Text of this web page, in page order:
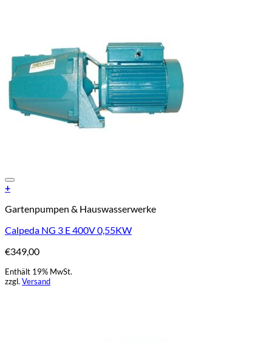
+
Gartenpumpen & Hauswasserwerke
Calpeda NG 3 E 400V 0,55KW
€349,00
Enthält 19% MwSt.
zzgl. Versand